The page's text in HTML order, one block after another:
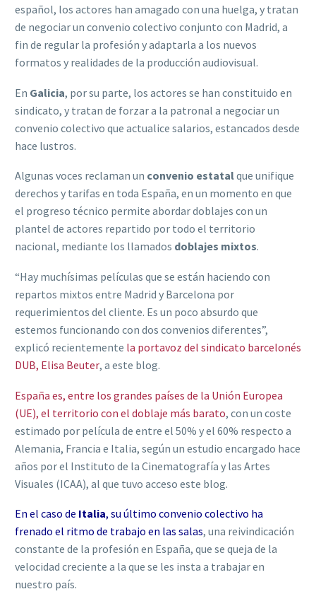
español, los actores han amagado con una huelga, y tratan
de negociar un convenio colectivo conjunto con Madrid, a
fin de regular la profesión y adaptarla a los nuevos
formatos y realidades de la producción audiovisual.
En Galicia, por su parte, los actores se han constituido en
sindicato, y tratan de forzar a la patronal a negociar un
convenio colectivo que actualice salarios, estancados desde
hace lustros.
Algunas voces reclaman un convenio estatalque unifique
derechos y tarifas en toda España, en un momento en que
el progreso técnico permite abordar doblajes con un
plantel de actores repartido por todo el territorio
nacional, mediante los llamados doblajes mixtos.
“Hay muchísimas películas que se están haciendo con
repartos mixtos entre Madrid y Barcelona por
requerimientos del cliente. Es un poco absurdo que
estemos funcionando con dos convenios diferentes”,
explicó recientemente la portavoz del sindicato barcelonés
DUB, Elisa Beuter, a este blog.
España es, entre los grandes países de la Unión Europea
(UE), el territorio con el doblaje más barato, con un coste
estimado por película de entre el 50% y el 60% respecto a
Alemania, Francia e Italia, según un estudio encargado hace
años por el Instituto de la Cinematografía y las Artes
Visuales (ICAA), al que tuvo acceso este blog.
En el caso de Italia, su último convenio colectivo ha
frenado el ritmo de trabajo en las salas, una reivindicación
constante de la profesión en España, que se queja de la
velocidad creciente a la que se les insta a trabajar en
nuestro país.